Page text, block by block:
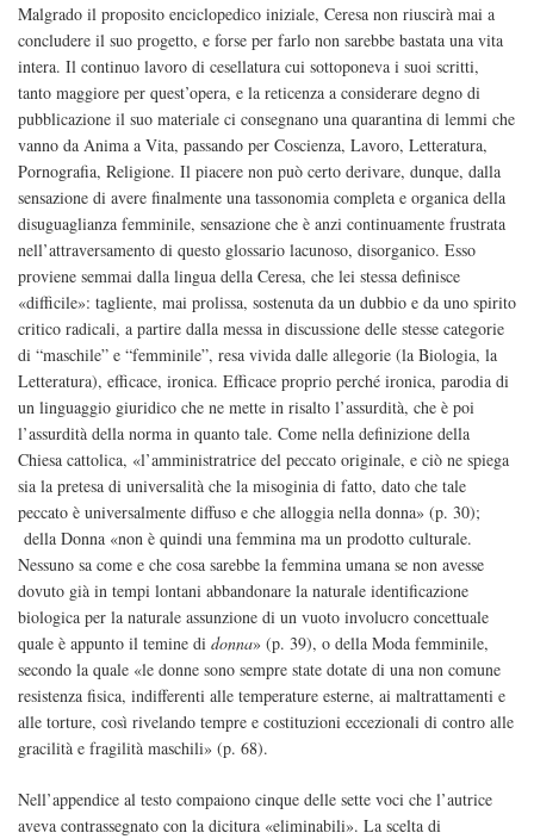
Malgrado il proposito enciclopedico iniziale, Ceresa non riuscirà mai a
concludere il suo progetto, e forse per farlo non sarebbe bastata una vita
intera. Il continuo lavoro di cesellatura cui sottoponeva i suoi scritti,
tanto maggiore per quest’opera, e la reticenza a considerare degno di
pubblicazione il suo materiale ci consegnano una quarantina di lemmi che
vanno da Anima a Vita, passando per Coscienza, Lavoro, Letteratura,
Pornografia, Religione. Il piacere non può certo derivare, dunque, dalla
sensazione di avere finalmente una tassonomia completa e organica della
disuguaglianza femminile, sensazione che è anzi continuamente frustrata
nell’attraversamento di questo glossario lacunoso, disorganico. Esso
proviene semmai dalla lingua della Ceresa, che lei stessa definisce
«difficile»: tagliente, mai prolissa, sostenuta da un dubbio e da uno spirito
critico radicali, a partire dalla messa in discussione delle stesse categorie
di “maschile” e “femminile”, resa vivida dalle allegorie (la Biologia, la
Letteratura), efficace, ironica. Efficace proprio perché ironica, parodia di
un linguaggio giuridico che ne mette in risalto l’assurdità, che è poi
l’assurdità della norma in quanto tale. Come nella definizione della
Chiesa cattolica, «l’amministratrice del peccato originale, e ciò ne spiega
sia la pretesa di universalità che la misoginia di fatto, dato che tale
peccato è universalmente diffuso e che alloggia nella donna» (p. 30);
della Donna «non è quindi una femmina ma un prodotto culturale.
Nessuno sa come e che cosa sarebbe la femmina umana se non avesse
dovuto già in tempi lontani abbandonare la naturale identificazione
biologica per la naturale assunzione di un vuoto involucro concettuale
quale è appunto il temine di donna» (p. 39), o della Moda femminile,
secondo la quale «le donne sono sempre state dotate di una non comune
resistenza fisica, indifferenti alle temperature esterne, ai maltrattamenti e
alle torture, così rivelando tempre e costituzioni eccezionali di contro alle
gracilità e fragilità maschili» (p. 68).
Nell’appendice al testo compaiono cinque delle sette voci che l’autrice
aveva contrassegnato con la dicitura «eliminabili». La scelta di